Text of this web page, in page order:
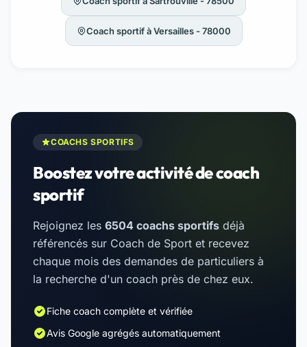
Coach sportif à Versailles - 78000
COACHS SPORTIFS
Boostez votre activité de coach
sportif
Rejoignez les 6504 coachs sportifs déjà
référencés sur Coach de Sport et recevez
chaque mois des demandes de particuliers à
la recherche d'un coach près de chez eux.
Fiche coach complète et vérifiée
Avis Google agrégés automatiquement